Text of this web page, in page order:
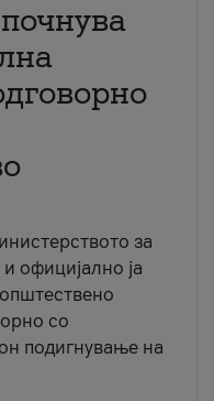
за
официјално ја
со
подигнување на